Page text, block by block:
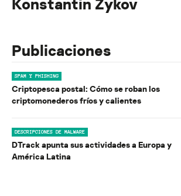
Konstantin Zykov
Publicaciones
SPAM Y PHISHING
Criptopesca postal: Cómo se roban los
criptomonederos fríos y calientes
DESCRIPCIONES DE MALWARE
DTrack apunta sus actividades a Europa y
América Latina